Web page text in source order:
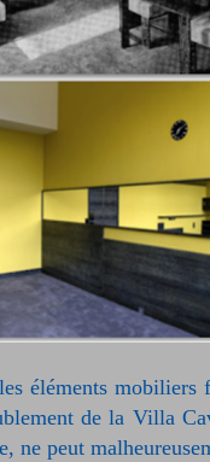
éléments
de la Villa
ne peut